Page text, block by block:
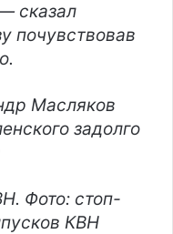
сказал
почувствовав
Фото: стоп-
КВН